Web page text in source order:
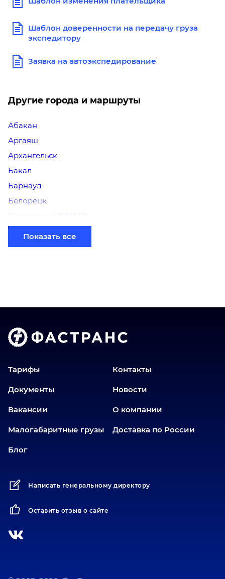
Шаблон доверенности на передачу груза
экспедитору
Заявка на автоэкспедирование
Другие города и маршруты
Абакан
Аргаяш
Архангельск
Бакал
Барнаул
Белорецк
Белоярский (ХМАО)
Березники
Бийск
Волгоград
Донецк
Еманжелинск
Заводоуковск
Златоуст
Иваново
Казань
Калининград
Карасук
Катав-Ивановск
Показать все
Тарифы Контакты
Документы Новости
Вакансии О компании
Малогабаритные грузы Доставка по России
Блог
Написать генеральному директору
Оставить отзыв о сайте